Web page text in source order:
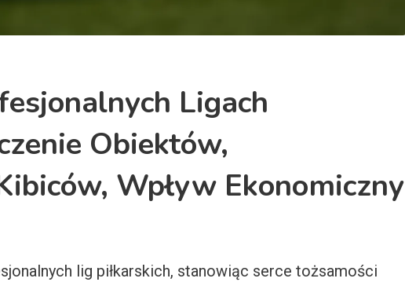
Ligach
Obiektów,
Wpływ Ekonomiczny
lig piłkarskich, stanowiąc serce tożsamości